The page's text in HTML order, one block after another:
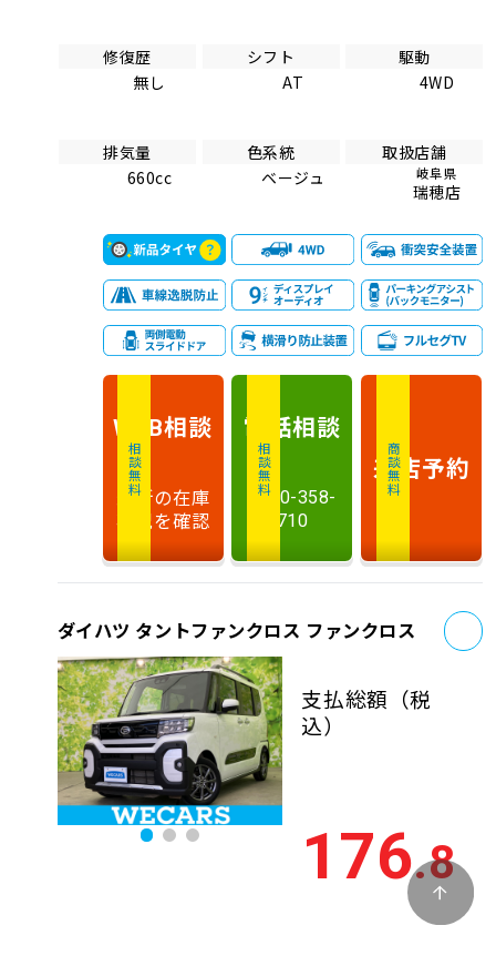
修復歴
無し
シフト
AT
駆動
4WD
排気量
660cc
色系統
ベージュ
取扱店舗
岐阜県
瑞穂店
相談無料
WEB相談
最新の在庫
状況を確認
相談無料
電話相談
0120-358-
710
商談無料
来店予約
ダイハツ タントファンクロス ファンクロス
支払総額 （税
込）
176.8